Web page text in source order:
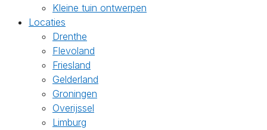
Kleine tuin ontwerpen
Locaties
Drenthe
Flevoland
Friesland
Gelderland
Groningen
Overijssel
Limburg